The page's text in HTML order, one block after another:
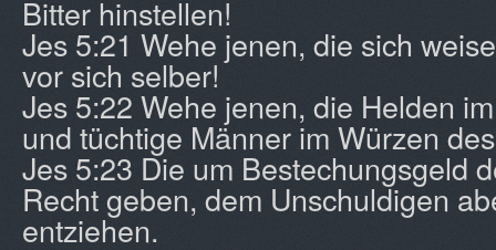
Bitter hinstellen!
Jes 5:21 Wehe jenen, die sich
vor sich selber!
Jes 5:22 Wehe jenen, die Helden
und tüchtige Männer im Würzen
Jes 5:23 Die um Bestechungsgeld
Recht geben, dem Unschuldigen
entziehen.